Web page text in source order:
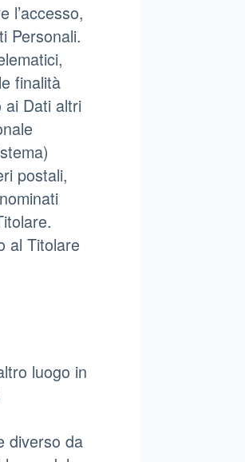
l’accesso,
Personali.
finalità
ai Dati altri
postali,
al Titolare
luogo in
diverso da